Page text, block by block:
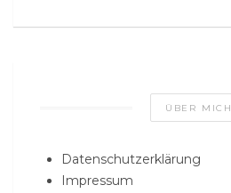
ÜBER MICH
Datenschutzerklärung
Impressum